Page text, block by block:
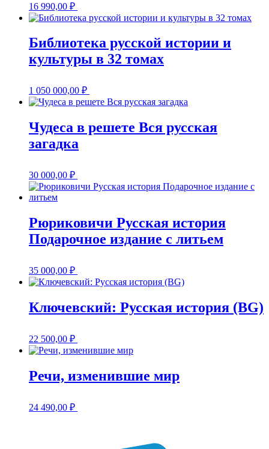
16 990,00 ₽
Библиотека русской истории и
культуры в 32 томах
1 050 000,00 ₽
Чудеса в решете Вся русская
загадка
30 000,00 ₽
Рюриковичи Русская история
Подарочное издание с литьем
35 000,00 ₽
Ключевский: Русская история (BG)
22 500,00 ₽
Речи, изменившие мир
24 490,00 ₽